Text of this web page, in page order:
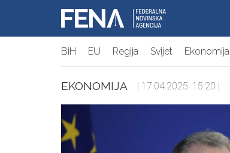
BiH EU Regija Svijet Ekonomija
EKONOMIJA | 17.04.2025. 15:20 |